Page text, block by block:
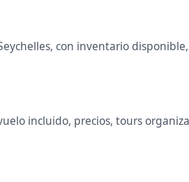
con inventario
incluido, precios, tours